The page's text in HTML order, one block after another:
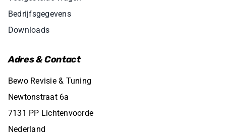
Bedrijfsgegevens
Downloads
Adres & Contact
Bewo Revisie & Tuning
Newtonstraat 6a
7131 PP Lichtenvoorde
Nederland